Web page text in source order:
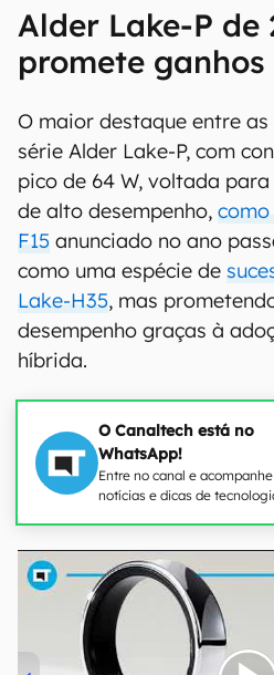
Alder Lake-P de
promete ganhos
O maior destaque entre
série Alder Lake-P, com
pico de 64 W, voltada
de alto desempenho, como
F15 anunciado no ano
como uma espécie de
Lake-H35, mas
desempenho graças à
híbrida.
O Canaltech está no
WhatsApp!
Entre no canal e acompanhe
notícias e dicas de